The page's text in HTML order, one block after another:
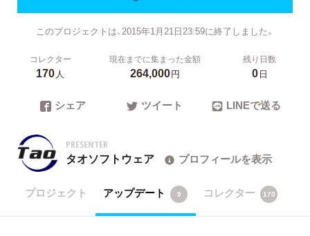
このプロジェクトは、2015年1月21日23:59に終了しました。
コレクター
170人
現在までに集まった金額
264,000円
残り日数
0日
シェア ツイート LINEで送る
PRESENTER
タオソフトウェア プロフィールを表示
プロジェクト アップデート 9 コレクター 170